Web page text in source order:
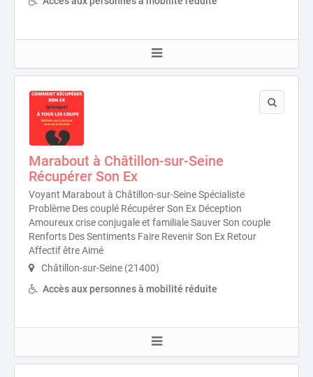
Marabout à Châtillon-sur-Seine
Récupérer Son Ex
Voyant Marabout à Châtillon-sur-Seine Spécialiste
Problème Des couplé Récupérer Son Ex Déception
Amoureux crise conjugale et familiale Sauver Son couple
Renforts Des Sentiments Faire Revenir Son Ex Retour
Affectif être Aimé
Châtillon-sur-Seine (21400)
Accès aux personnes à mobilité réduite